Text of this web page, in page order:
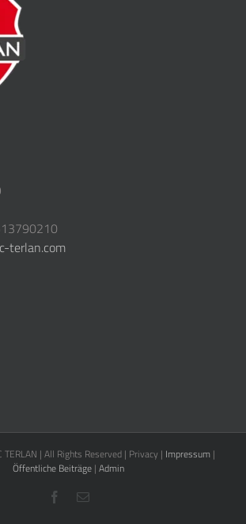
terlan.com
| All Rights Reserved | Privacy | Impressum |
Öffentliche Beiträge |Admin
Facebook
E-